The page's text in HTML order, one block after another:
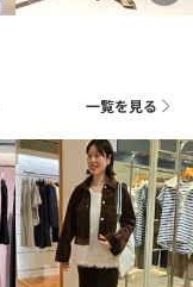
一覧を見る